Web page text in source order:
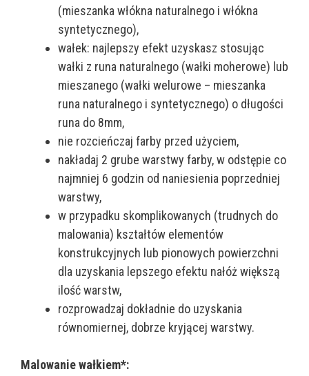
(mieszanka włókna naturalnego i włókna
syntetycznego),
wałek: najlepszy efekt uzyskasz stosując
wałki z runa naturalnego (wałki moherowe) lub
mieszanego (wałki welurowe – mieszanka
runa naturalnego i syntetycznego) o długości
runa do 8mm,
nie rozcieńczaj farby przed użyciem,
nakładaj 2 grube warstwy farby, w odstępie co
najmniej 6 godzin od naniesienia poprzedniej
warstwy,
w przypadku skomplikowanych (trudnych do
malowania) kształtów elementów
konstrukcyjnych lub pionowych powierzchni
dla uzyskania lepszego efektu nałóż większą
ilość warstw,
rozprowadzaj dokładnie do uzyskania
równomiernej, dobrze kryjącej warstwy.
Malowanie wałkiem*: